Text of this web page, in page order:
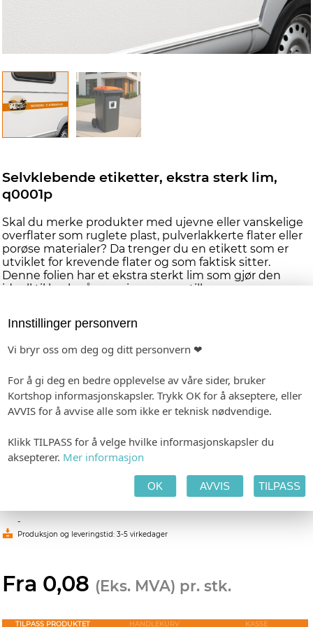
Selvklebende etiketter, ekstra sterk lim,
q0001p
Skal du merke produkter med ujevne eller vanskelige
overflater som ruglete plast, pulverlakkerte flater eller
porøse materialer? Da trenger du en etikett som er
utviklet for krevende flater og som faktisk sitter.
Denne folien har et ekstra sterkt lim som gjør den
ideell til bruk på campingvogner, tilhengere,
Produktfordeler:
flater
Utmerket holdbarhet for utendørs bruk
Perfekt for caravan og teknisk merking
Lages i den størrelsen du øsnker
Typiske bruksområder:
Campingvogner, tilhengere, plastkasser, verktøy, utstyr
og pulverlakkerte metallflater.
Last opp trykkeklar pdf fil eller ta kontakt med oss for
-
Produksjon og leveringstid: 3-5 virkedager
Fra 0,08 (Eks. MVA) pr. stk.
TILPASS PRODUKTET HANDLEKURV KASSE
Innstillinger personvern
Vi bryr oss om deg og ditt personvern ❤
For å gi deg en bedre opplevelse av våre sider, bruker
Kortshop informasjonskapsler. Trykk OK for å akseptere, eller
AVVIS for å avvise alle som ikke er teknisk nødvendige.
Klikk TILPASS for å velge hvilke informasjonskapsler du
aksepterer. Mer informasjon
OK AVVIS TILPASS